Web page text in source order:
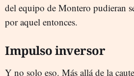
del equipo de Montero pudieran
por aquel entonces.
Impulso inversor
Y no solo eso. Más allá de la